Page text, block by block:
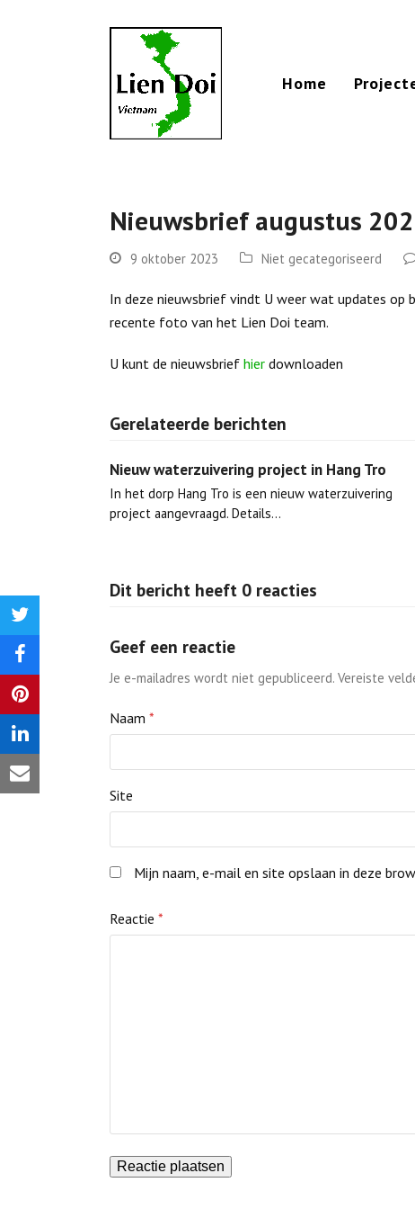
Home
Nieuwsbrief augustus
9 oktober 2023 Niet gecategoriseerd
In deze nieuwsbrief vindt U weer wat updates op
recente foto van het Lien Doi team.
U kunt de nieuwsbrief hier downloaden
Delen
op
Twitter
Delen
op
Facebook
Delen
op
Pinterest
Delen
op
Share
Gerelateerde berichten
Nieuw waterzuivering project in Hang Tro
In het dorp Hang Tro is een nieuw waterzuivering
project aangevraagd. Details…
Dit bericht heeft 0 reacties
Geef een reactie
Je e-mailadres wordt niet gepubliceerd. Vereiste
Naam *
Site
Mijn naam, e-mail en site opslaan in deze
Reactie *